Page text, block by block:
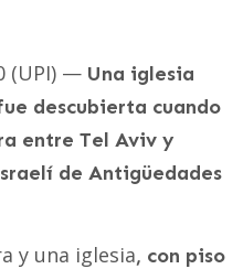
(UPI) — Una iglesia
descubierta cuando
entre Tel Aviv y
de Antigüedades
y una iglesia, con piso